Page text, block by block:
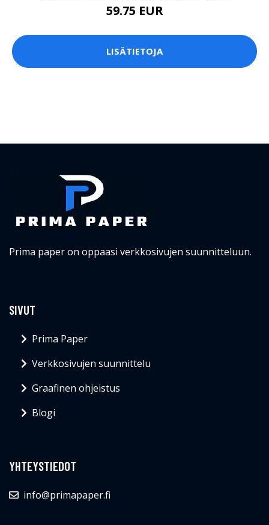
59.75 EUR
LISÄTIETOJA
Prima paper on oppaasi verkkosivujen suunnitteluun.
SIVUT
Prima Paper
Verkkosivujen suunnittelu
Graafinen ohjeistus
Blogi
YHTEYSTIEDOT
info@primapaper.fi